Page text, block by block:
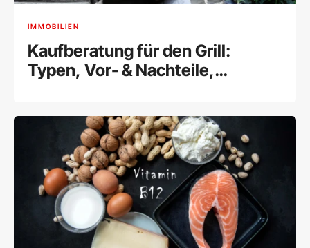
IMMOBILIEN
Kaufberatung für den Grill:
Typen, Vor- & Nachteile,